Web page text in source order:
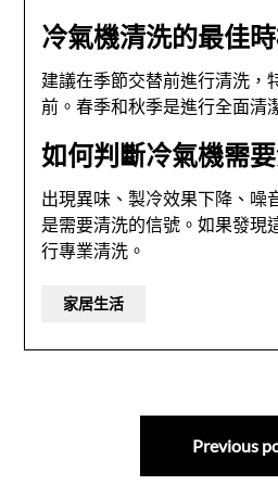
冷氣機清洗的最佳
建議在季節交替前進行清洗，
前。春季和秋季是進行全面清
如何判斷冷氣機需
出現異味、製冷效果下降、噪
是需要清洗的信號。如果發現
行專業清洗。
家居生活
Previous